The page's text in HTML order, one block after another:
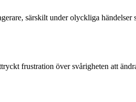
särskilt under olyckliga händelser
frustration över svårigheten att